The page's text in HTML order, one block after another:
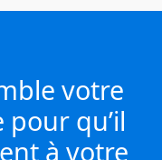
votre
qu’il
à votre